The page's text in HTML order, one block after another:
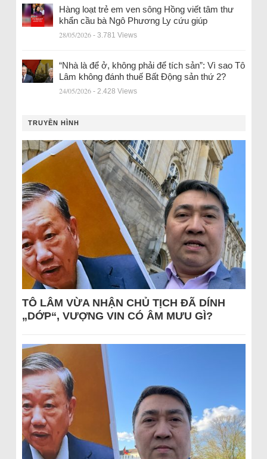
Hàng loạt trẻ em ven sông Hồng viết tâm thư
khẩn cầu bà Ngô Phương Ly cứu giúp
28/05/2026 - 3.781 Views
“Nhà là để ở, không phải để tích sản”: Vì sao Tô
Lâm không đánh thuế Bất Động sản thứ 2?
24/05/2026 - 2.428 Views
TRUYỀN HÌNH
TÔ LÂM VỪA NHẬN CHỦ TỊCH ĐÃ DÍNH
„DỚP“, VƯỢNG VIN CÓ ÂM MƯU GÌ?